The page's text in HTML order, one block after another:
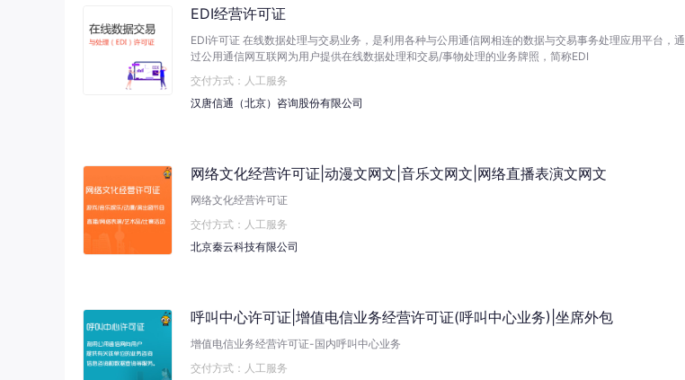
EDI经营许可证
EDI许可证 在线数据处理与交易业务，是利用各种与公用通信网相连的数据与交易事务处理应用平台，通
过公用通信网互联网为用户提供在线数据处理和交易/事物处理的业务牌照，简称EDI
交付方式：人工服务
汉唐信通（北京）咨询股份有限公司
网络文化经营许可证|动漫文网文|音乐文网文|网络直播表演文网文
网络文化经营许可证
交付方式：人工服务
北京秦云科技有限公司
呼叫中心许可证|增值电信业务经营许可证(呼叫中心业务)|坐席外包
增值电信业务经营许可证-国内呼叫中心业务
交付方式：人工服务